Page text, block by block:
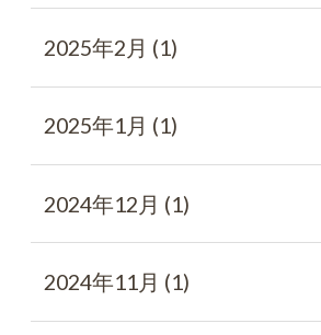
2025年2月 (1)
2025年1月 (1)
2024年12月 (1)
2024年11月 (1)